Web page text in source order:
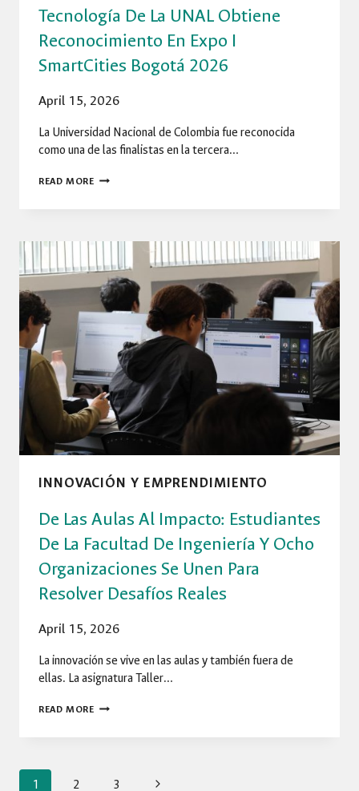
Tecnología De La UNAL Obtiene
Reconocimiento En Expo I
SmartCities Bogotá 2026
April 15, 2026
La Universidad Nacional de Colombia fue reconocida
como una de las finalistas en la tercera…
READ MORETECNOLOGÍA
OBTIENE
RECONOCIMIENTO
EN
EXPO
I
SMARTCITIES
BOGOTÁ
2026
INNOVACIÓN Y EMPRENDIMIENTO
De Las Aulas Al Impacto: Estudiantes
De La Facultad De Ingeniería Y Ocho
Organizaciones Se Unen Para
Resolver Desafíos Reales
April 15, 2026
La innovación se vive en las aulas y también fuera de
ellas. La asignatura Taller…
READ MOREDE
IMPACTO:
1 2 3
Next